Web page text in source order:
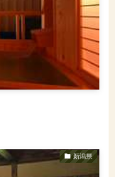
新潟県